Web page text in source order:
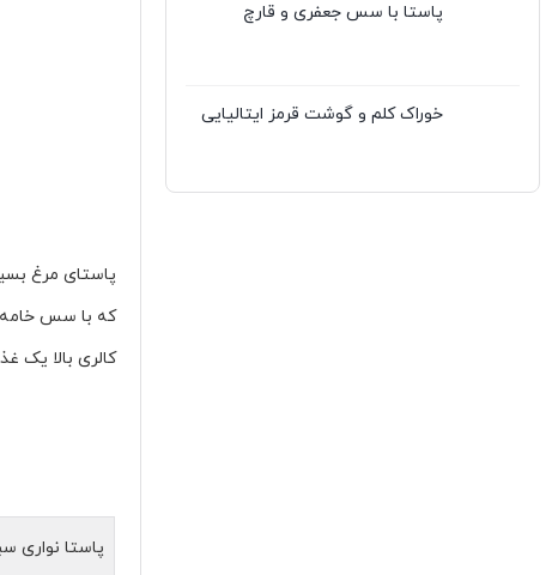
پاستا با سس جعفری و قارچ
خوراک کلم و گوشت قرمز ایتالیایی
پاستای مرغ
که با سس
کالری بالا یک
پاستا نواری